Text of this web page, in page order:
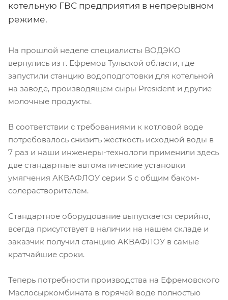
котельную ГВС предприятия в непрерывном
режиме.
На прошлой неделе специалисты ВОДЭКО
вернулись из г. Ефремов Тульской области, где
запустили станцию водоподготовки для котельной
на заводе, производящем сыры President и другие
молочные продукты.
В соответствии с требованиями к котловой воде
потребовалось снизить жёсткость исходной воды в
7 раз и наши инженеры-технологи применили здесь
две стандартные автоматические установки
умягчения АКВАФЛОУ серии S с общим баком-
солерастворителем.
Стандартное оборудование выпускается серийно,
всегда присутствует в наличии на нашем складе и
заказчик получил станцию АКВАФЛОУ в самые
кратчайшие сроки.
Теперь потребности производства на Ефремовского
Маслосыркомбината в горячей воде полностью